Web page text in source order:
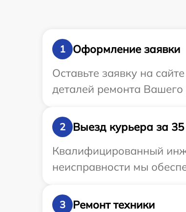
1
Оформление заявки
Оставьте заявку на
деталей ремонта Вашего
2
Выезд курьера за
Квалифицированный
неисправности мы
3
Ремонт техники